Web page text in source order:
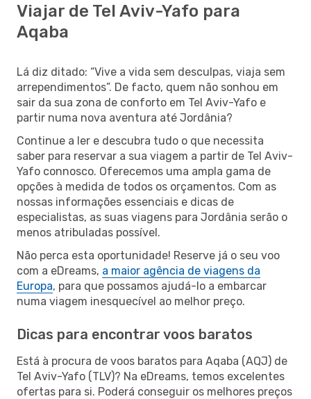
Viajar de Tel Aviv-Yafo para
Aqaba
Lá diz ditado: “Vive a vida sem desculpas, viaja sem
arrependimentos”. De facto, quem não sonhou em
sair da sua zona de conforto em Tel Aviv-Yafo e
partir numa nova aventura até Jordânia?
Continue a ler e descubra tudo o que necessita
saber para reservar a sua viagem a partir de Tel Aviv-
Yafo connosco. Oferecemos uma ampla gama de
opções à medida de todos os orçamentos. Com as
nossas informações essenciais e dicas de
especialistas, as suas viagens para Jordânia serão o
menos atribuladas possível.
Não perca esta oportunidade! Reserve já o seu voo
com a eDreams, a maior agência de viagens da
Europa, para que possamos ajudá-lo a embarcar
numa viagem inesquecível ao melhor preço.
Dicas para encontrar voos baratos
Está à procura de voos baratos para Aqaba (AQJ) de
Tel Aviv-Yafo (TLV)? Na eDreams, temos excelentes
ofertas para si. Poderá conseguir os melhores preços